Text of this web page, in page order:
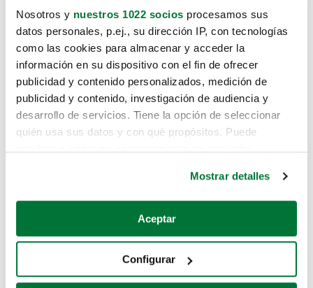
Nosotros y nuestros 1022 socios procesamos sus
datos personales, p.ej., su dirección IP, con tecnologías
como las cookies para almacenar y acceder la
información en su dispositivo con el fin de ofrecer
publicidad y contenido personalizados, medición de
publicidad y contenido, investigación de audiencia y
desarrollo de servicios. Tiene la opción de seleccionar
quién usa sus datos y con qué propósitos. Puede
Si lo permite, también quisiéramos:
Recopilar información sobre su ubicación geográfica
Identificar su dispositivo analizándolo activamente
para buscar características específicas (huellas
Mostrar detalles
Aceptar
Configurar
Lo sentimos, no sabemos como
te hemos traido hasta aquí.
Pero puedes encontrar el coche que estás
buscando en alguno de estos enlaces:
Coches de segunda mano
Coches de km0